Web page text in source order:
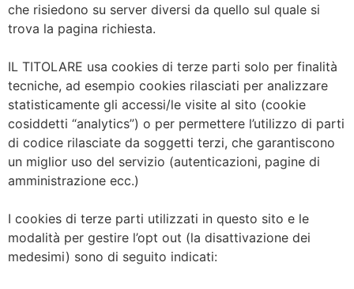
che risiedono su server diversi da quello sul quale si
trova la pagina richiesta.
IL TITOLARE usa cookies di terze parti solo per finalità
tecniche, ad esempio cookies rilasciati per analizzare
statisticamente gli accessi/le visite al sito (cookie
cosiddetti “analytics”) o per permettere l’utilizzo di parti
di codice rilasciate da soggetti terzi, che garantiscono
un miglior uso del servizio (autenticazioni, pagine di
amministrazione ecc.)
I cookies di terze parti utilizzati in questo sito e le
modalità per gestire l’opt out (la disattivazione dei
medesimi) sono di seguito indicati: